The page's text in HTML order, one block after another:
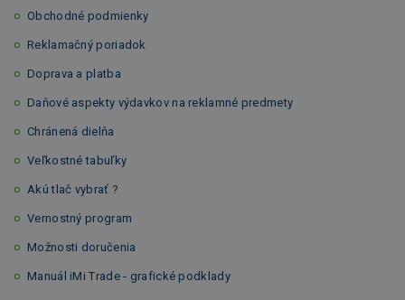
Obchodné podmienky
Reklamačný poriadok
Doprava a platba
Daňové aspekty výdavkov na reklamné predmety
Chránená dielňa
Veľkostné tabuľky
Akú tlač vybrať ?
Vernostný program
Možnosti doručenia
Manuál iMi Trade - grafické podklady